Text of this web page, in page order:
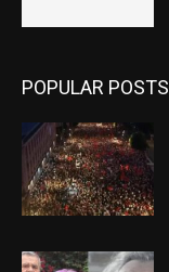
POPULAR POSTS